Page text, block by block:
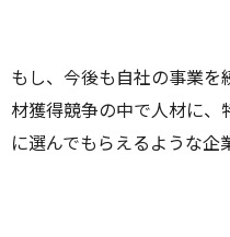
もし、今後も自社の事業
材獲得競争の中で人材に
に選んでもらえるような企